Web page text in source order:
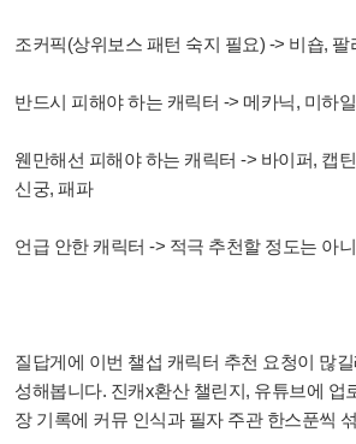
조커픽(상위보스 패턴 숙지 필요) -> 비숍, 팔
반드시 피해야 하는 캐릭터 -> 메카닉, 미하
웬만해선 피해야 하는 캐릭터 -> 바이퍼, 캡
신궁, 패파
언급 안한 캐릭터 -> 적극 추천할 정도는 아
질답게에 이번 챌섭 캐릭터 추천 요청이 많
성해봅니다. 진캐x환산 챌린지, 유튜브에 업
장 기록에 커뮤 인식과 필자 주관 한스푼씩